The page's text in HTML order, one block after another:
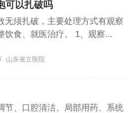
可以扎破吗
无须扎破，主要处理方式有观察
饮食、就医治疗。 1、观察...
山东省立医院
节、口腔清洁、局部用药、系统